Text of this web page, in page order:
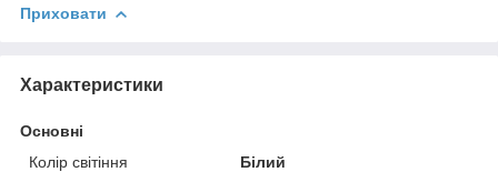
Приховати
Характеристики
Основні
Колір світіння
Білий